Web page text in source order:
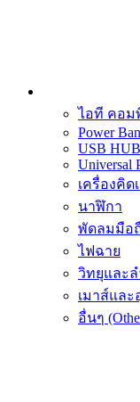
ไอที คอม
Power
USB HUB
Universal
เครื่องคิด
นาฬิกา
พัดลมมือ
ไฟฉาย
วิทยุและล
เมาส์แล
อื่นๆ